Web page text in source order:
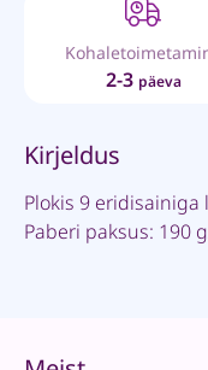
2-3 päeva
Kirjeldus
Plokis 9 eridisainiga
Paberi paksus: 190